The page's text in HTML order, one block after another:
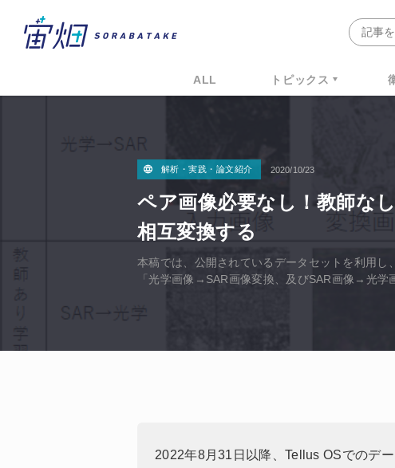
ALL トピックス
解析・実践・論文紹介 2020/10/23
ペア画像必要なし！教師な
相互変換する
本稿では、公開されているデータセットを利用
「光学画像→SAR画像変換、及びSAR画像→光学
2022年8月31日以降、Tellus OSでのデ